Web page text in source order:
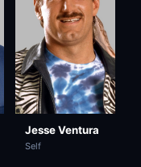
Jesse Ventura
Self